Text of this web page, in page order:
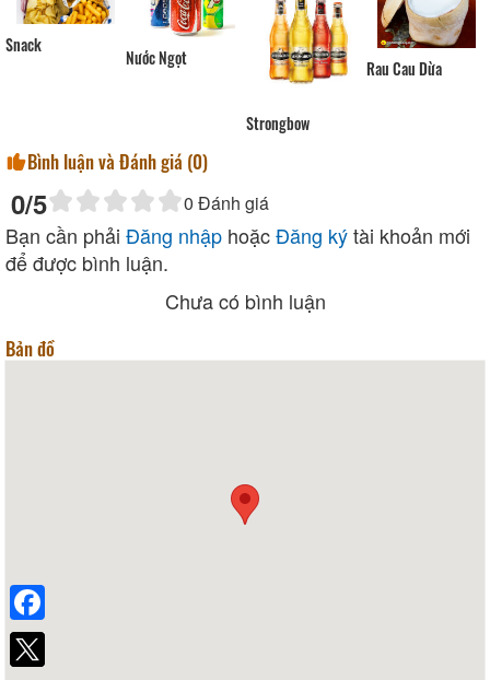
Snack
Nước Ngọt
Strongbow
Rau Cau Dừa
Bình luận và Đánh giá (0)
0/5 0 Đánh giá
Bạn cần phải Đăng nhập hoặcĐăng kýtài khoản mới
để được bình luận.
Chưa có bình luận
Bản đồ
Facebook